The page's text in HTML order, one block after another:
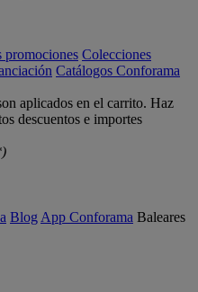
promociones Colecciones
Catálogos Conforama
aplicados en el carrito. Haz
descuentos e importes
Blog App Conforama Baleares